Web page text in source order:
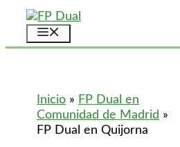
Saltar
contenido
Inicio » FP Dual en
Comunidad de Madrid »
FP Dual en Quijorna